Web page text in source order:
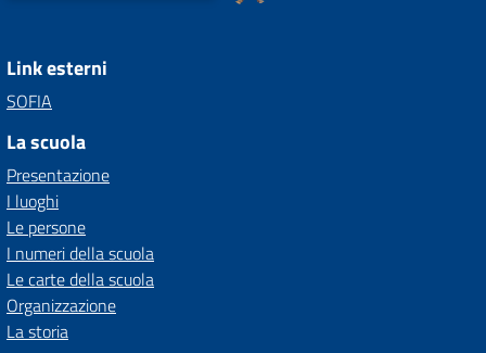
Link esterni
SOFIA
La scuola
Presentazione
I luoghi
Le persone
I numeri della scuola
Le carte della scuola
Organizzazione
La storia